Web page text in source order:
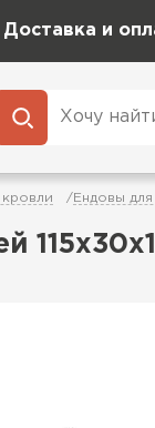
Доставка и
Ендовы